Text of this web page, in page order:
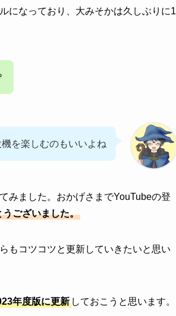
になっており、大みそかは久しぶりに1
を楽しむのもいいよね
みました。おかげさまでYouTubeの登
ございました。
もコツコツと更新していきたいと思い
年度版に更新 しておこうと思います。